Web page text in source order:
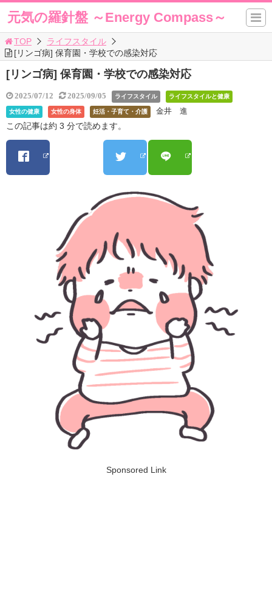
元気の羅針盤 ～Energy Compass～
TOP
ライフスタイル
[リンゴ病] 保育園・学校での感染対応
[リンゴ病] 保育園・学校での感染対応
2025/07/12 2025/09/05 ライフスタイル ライフスタイルと健康
女性の健康 女性の身体 妊活・子育て・介護 金井 進
この記事は約 3 分で読めます。
Sponsored Link